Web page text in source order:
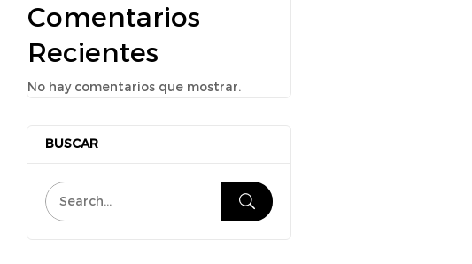
Comentarios
Recientes
No hay comentarios que mostrar.
BUSCAR